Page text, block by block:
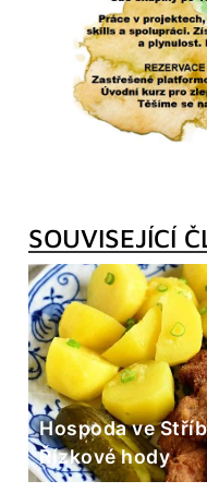
SOUVISEJÍCÍ
Hospoda ve
Řízkové hody